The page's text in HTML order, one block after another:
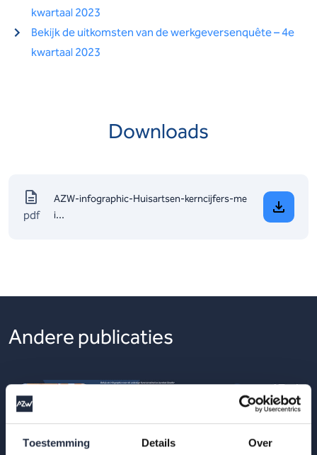
Toestemming Details Over
kwartaal 2023
Bekijk de uitkomsten van de werkgeversenquête – 4e
kwartaal 2023
Downloads
pdf
AZW-infographic-Huisartsen-kerncijfers-me
i...
Andere publicaties